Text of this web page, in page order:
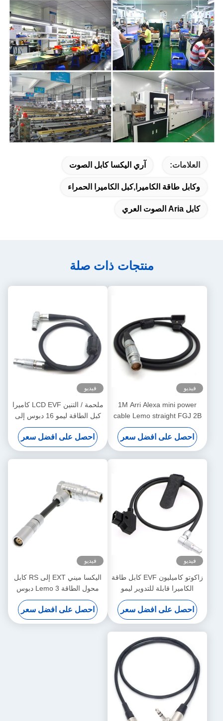
العلامات: آري اليكسا كابل الصوت
وكابل طاقة الكاميرا,كبل الكاميرا الحمراء
كابل Aria الصوت العري
منتجات ذات صلة
فيديو
1M Arri Alexa mini power
cable Lemo straight FGJ 2B
8 pin to D-tap cable
احصل على افضل سعر
فيديو
ملحمة / التنين LCD EVF كاميرا
كبل الطاقة ليمو 16 دبوس إلى
16 دبوس مباشرة إلى اليمين
نوع الاتصال
احصل على افضل سعر
فيديو
زاكوتو كاميليون EVF كابل طاقة
الكاميرا قابلة للتدوير ليمو
الزاوية اليمنى 4 دبوس ذكر إلى
عكس D-Tap
احصل على افضل سعر
فيديو
اليكسا ميني EXT إلى RS كابل
محول الطاقة Lemo 3 دبوس
أنثى إلى 7 دبوس ذكر
احصل على افضل سعر